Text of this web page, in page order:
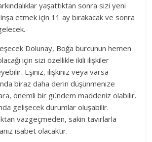
yaşattıktan sonra sizi yeni
etmek için 11 ay bırakacak ve sonra
Dolunay, Boğa burcunun hemen
için sizi özellikle ikili ilişkiler
Eşiniz, ilişkiniz veya varsa
biraz daha derin düşünmenize
önemli bir gündem maddeniz olabilir.
gelişecek durumlar oluşabilir.
vazgeçmeden, sakin tavırlarla
isabet olacaktır.